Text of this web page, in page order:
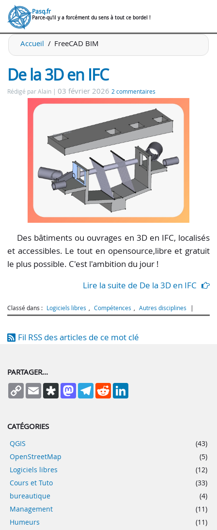
Pasq.fr
Parce-qu'il y a forcément du sens à tout ce bordel !
Accueil FreeCAD BIM
De la 3D en IFC
Rédigé par Alain 03 février 2026 2 commentaires
Des bâtiments ou ouvrages en 3D en IFC, localisés
et accessibles. Le tout en opensource,libre et gratuit
le plus possible. C'est l'ambition du jour !
Lire la suite de De la 3D en IFC
Classé dans : Logiciels libres Compétences Autres disciplines
Fil RSS des articles de ce mot clé
PARTAGER...
Copy
Link
Email DiasporaMastodonTelegram
Reddit
CATÉGORIES
QGIS
(43)
OpenStreetMap
(5)
Logiciels libres
(12)
Cours et Tuto
(33)
bureautique
(4)
Management
(11)
Humeurs
(11)